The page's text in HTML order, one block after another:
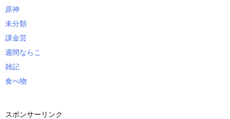
原神
未分類
課金芸
週間ならこ
雑記
食べ物
スポンサーリンク